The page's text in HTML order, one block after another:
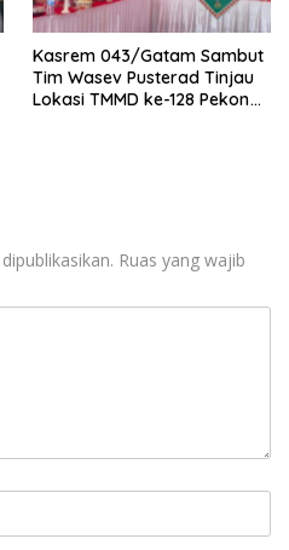
Kasrem 043/Gatam Sambut
Tim Wasev Pusterad Tinjau
Lokasi TMMD ke-128 Pekon
Ruas yang wajib